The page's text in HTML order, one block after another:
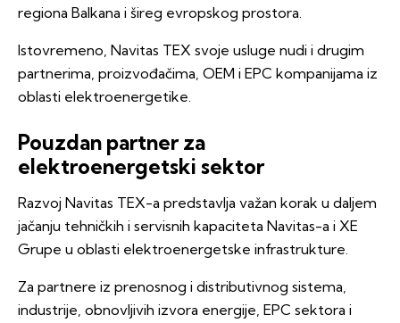
regiona Balkana i šireg evropskog prostora.
Istovremeno, Navitas TEX svoje usluge nudi i drugim
partnerima, proizvođačima, OEM i EPC kompanijama iz
oblasti elektroenergetike.
Pouzdan partner za
elektroenergetski sektor
Razvoj Navitas TEX-a predstavlja važan korak u daljem
jačanju tehničkih i servisnih kapaciteta Navitas-a i XE
Grupe u oblasti elektroenergetske infrastrukture.
Za partnere iz prenosnog i distributivnog sistema,
industrije, obnovljivih izvora energije, EPC sektora i